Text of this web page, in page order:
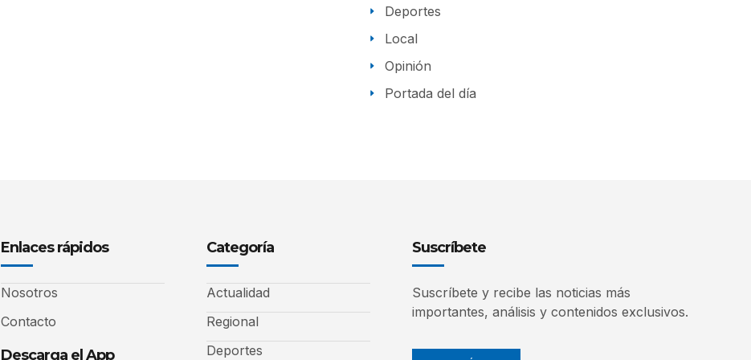
Deportes
Local
Opinión
Portada del día
Enlaces rápidos
Nosotros
Contacto
Descarga el App
Categoría
Actualidad
Regional
Deportes
Suscríbete
Suscríbete y recibe las noticias más
importantes, análisis y contenidos exclusivos.